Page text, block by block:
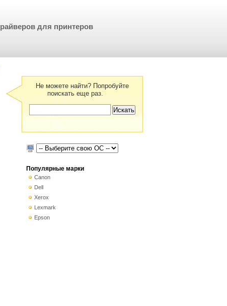
для принтеров
Не можете найти? Попробуйте
поискать еще раз.
Популярные марки
Canon
Dell
Xerox
Lexmark
Epson